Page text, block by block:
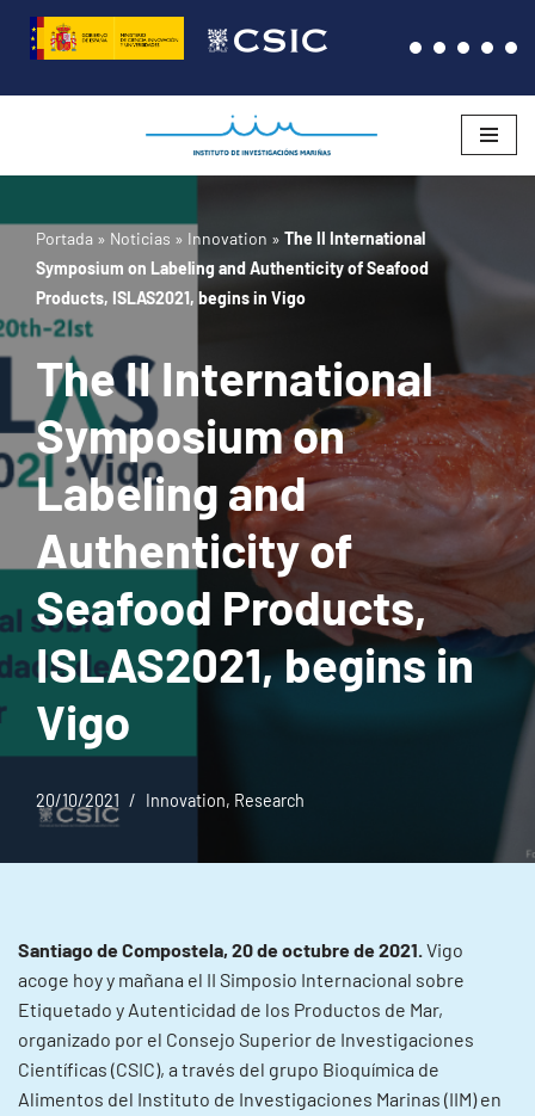
Saltar
al
Portada » Noticias » Innovation » The II International
Symposium on Labeling and Authenticity of Seafood
Products, ISLAS2021, begins in Vigo
The II International
Symposium on
Labeling and
Authenticity of
Seafood Products,
ISLAS2021, begins in
Vigo
20/10/2021 Innovation, Research
Santiago de Compostela, 20 de octubre de 2021.Vigo
acoge hoy y mañana el II Simposio Internacional sobre
Etiquetado y Autenticidad de los Productos de Mar,
organizado por el Consejo Superior de Investigaciones
Científicas (CSIC), a través del grupo Bioquímica de
Alimentos del Instituto de Investigaciones Marinas (IIM) en